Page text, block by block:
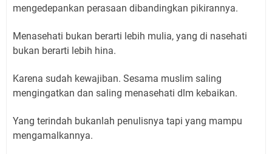
mengedepankan perasaan dibandingkan pikirannya.
Menasehati bukan berarti lebih mulia, yang di nasehati
bukan berarti lebih hina.
Karena sudah kewajiban. Sesama muslim saling
mengingatkan dan saling menasehati dlm kebaikan.
Yang terindah bukanlah penulisnya tapi yang mampu
mengamalkannya.